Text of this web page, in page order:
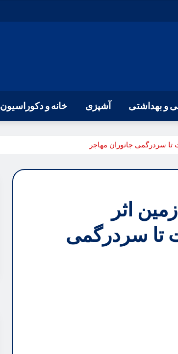
و بهداشتی آشپزی خانه و دکوراسیون
تا سردرگمی جانوران مهاجر
اثر
تا سردرگمی